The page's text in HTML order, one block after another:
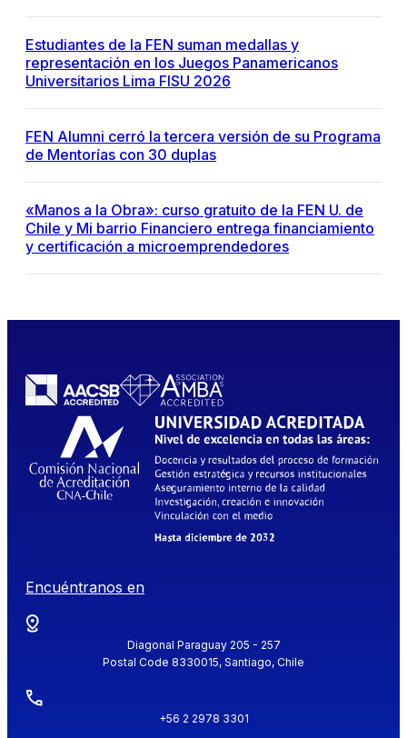
Estudiantes de la FEN suman medallas y
representación en los Juegos Panamericanos
Universitarios Lima FISU 2026
FEN Alumni cerró la tercera versión de su Programa
de Mentorías con 30 duplas
«Manos a la Obra»: curso gratuito de la FEN U. de
Chile y Mi barrio Financiero entrega financiamiento
y certificación a microemprendedores
Encuéntranos en
Diagonal Paraguay 205 - 257
Postal Code 8330015, Santiago, Chile
+56 2 2978 3301